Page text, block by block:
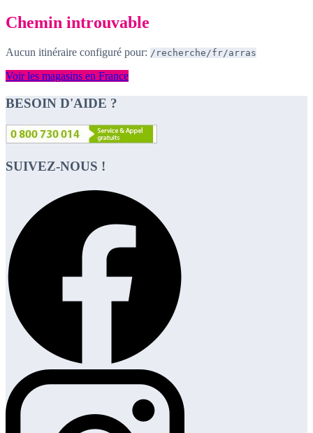
Chemin introuvable
Aucun itinéraire configuré pour: /recherche/fr/arras
Voir les magasins en France
BESOIN D'AIDE ?
SUIVEZ-NOUS !